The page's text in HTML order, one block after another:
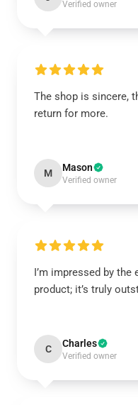
Verified owner
The shop is sincere,
return for more.
M Mason
Verified owner
I’m impressed by
product; it’s truly
C Charles
Verified owner